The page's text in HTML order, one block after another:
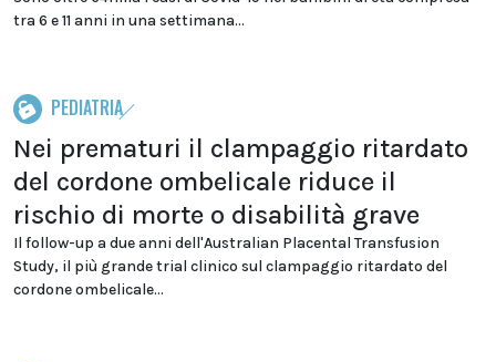
tra 6 e 11 anni in una settimana...
PEDIATRIA
Nei prematuri il clampaggio ritardato
del cordone ombelicale riduce il
rischio di morte o disabilità grave
Il follow-up a due anni dell'Australian Placental Transfusion
Study, il più grande trial clinico sul clampaggio ritardato del
cordone ombelicale...